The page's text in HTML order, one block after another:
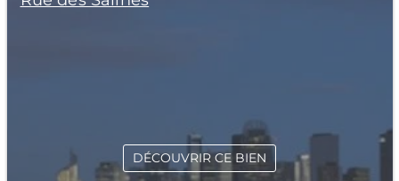
DÉCOUVRIR CE BIEN